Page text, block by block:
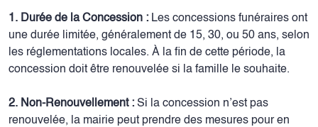
1. Durée de la Concession : Les concessions funéraires ont
une durée limitée, généralement de 15, 30, ou 50 ans, selon
les réglementations locales. À la fin de cette période, la
concession doit être renouvelée si la famille le souhaite.
2. Non-Renouvellement : Si la concession n’est pas
renouvelée, la mairie peut prendre des mesures pour en